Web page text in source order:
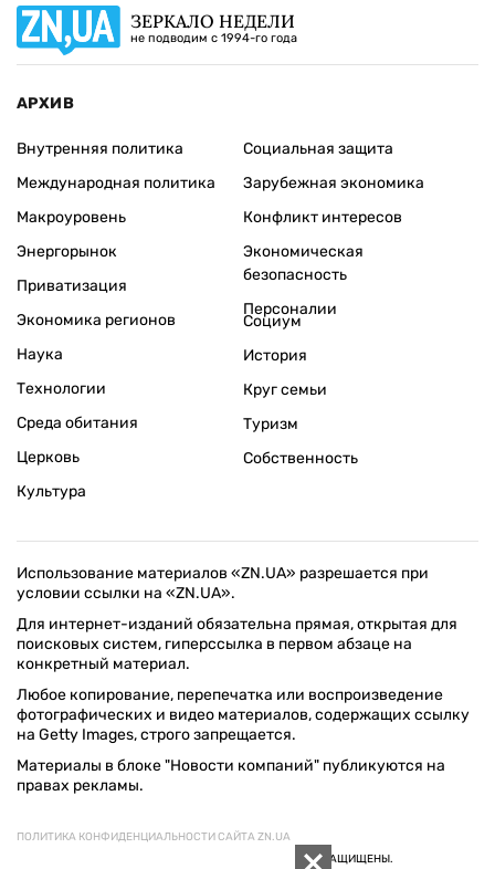
ЗЕРКАЛО НЕДЕЛИ
не подводим с 1994-го года
АРХИВ
Внутренняя политика
Международная политика
Макроуровень
Энергорынок
Приватизация
Экономика регионов
Социальная защита
Зарубежная экономика
Конфликт интересов
Экономическая
безопасность
Персоналии
Наука
Технологии
Среда обитания
Церковь
Культура
Социум
История
Круг семьи
Туризм
Собственность
Использование материалов «ZN.UA» разрешается при
условии ссылки на «ZN.UA».
Для интернет-изданий обязательна прямая, открытая для
поисковых систем, гиперссылка в первом абзаце на
конкретный материал.
Любое копирование, перепечатка или воспроизведение
фотографических и видео материалов, содержащих ссылку
на Getty Images, строго запрещается.
Материалы в блоке "Новости компаний" публикуются на
правах рекламы.
ПОЛИТИКА КОНФИДЕНЦИАЛЬНОСТИ САЙТА ZN.UA
© 1994–2026 «ЗЕРКАЛО НЕДЕЛИ. УКРАИНА». ВСЕ ПРАВА ЗАЩИЩЕНЫ.